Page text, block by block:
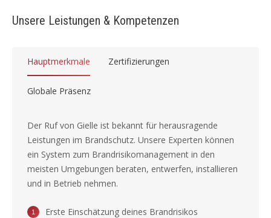
Unsere Leistungen & Kompetenzen
Hauptmerkmale Zertifizierungen
Globale Präsenz
Der Ruf von Gielle ist bekannt für herausragende
Leistungen im Brandschutz. Unsere Experten können
ein System zum Brandrisikomanagement in den
meisten Umgebungen beraten, entwerfen, installieren
und in Betrieb nehmen.
Erste Einschätzung deines Brandrisikos